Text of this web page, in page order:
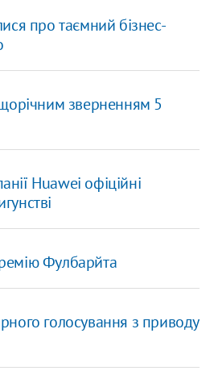
про таємний бізнес-
зверненням 5
Huawei офіційні
Фулбарйта
голосування з приводу